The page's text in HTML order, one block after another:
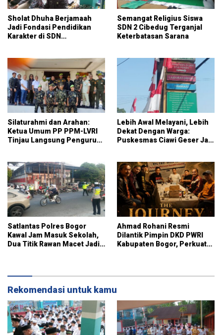
Sholat Dhuha Berjamaah
Jadi Fondasi Pendidikan
Karakter di SDN
Semangat Religius Siswa
SDN 2 Cibedug Terganjal
Keterbatasan Sarana
Silaturahmi dan Arahan:
Ketua Umum PP PPM-LVRI
Tinjau Langsung Pengurus
Lebih Awal Melayani, Lebih
Dekat Dengan Warga:
Puskesmas Ciawi Geser Jam
Satlantas Polres Bogor
Kawal Jam Masuk Sekolah,
Dua Titik Rawan Macet Jadi
Ahmad Rohani Resmi
Dilantik Pimpin DKD PWRI
Kabupaten Bogor, Perkuat
Rekomendasi untuk kamu